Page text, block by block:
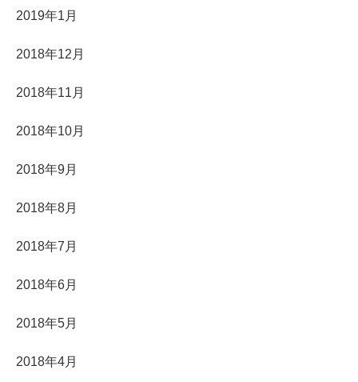
2019年1月
2018年12月
2018年11月
2018年10月
2018年9月
2018年8月
2018年7月
2018年6月
2018年5月
2018年4月